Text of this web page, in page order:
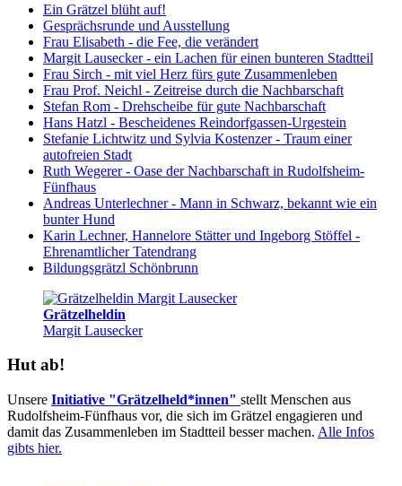
Ein Grätzel blüht auf!
Gesprächsrunde und Ausstellung
Frau Elisabeth - die Fee, die verändert
Margit Lausecker - ein Lachen für einen bunteren Stadtteil
Frau Sirch - mit viel Herz fürs gute Zusammenleben
Frau Prof. Neichl - Zeitreise durch die Nachbarschaft
Stefan Rom - Drehscheibe für gute Nachbarschaft
Hans Hatzl - Bescheidenes Reindorfgassen-Urgestein
Stefanie Lichtwitz und Sylvia Kostenzer - Traum einer
autofreien Stadt
Ruth Wegerer - Oase der Nachbarschaft in Rudolfsheim-
Fünfhaus
Andreas Unterlechner - Mann in Schwarz, bekannt wie ein
bunter Hund
Karin Lechner, Hannelore Stätter und Ingeborg Stöffel -
Ehrenamtlicher Tatendrang
Bildungsgrätzl Schönbrunn
Grätzelheldin
Margit Lausecker
Hut ab!
Unsere Initiative "Grätzelheld*innen" stellt Menschen aus
Rudolfsheim-Fünfhaus vor, die sich im Grätzel engagieren und
damit das Zusammenleben im Stadtteil besser machen. Alle Infos
gibts hier.